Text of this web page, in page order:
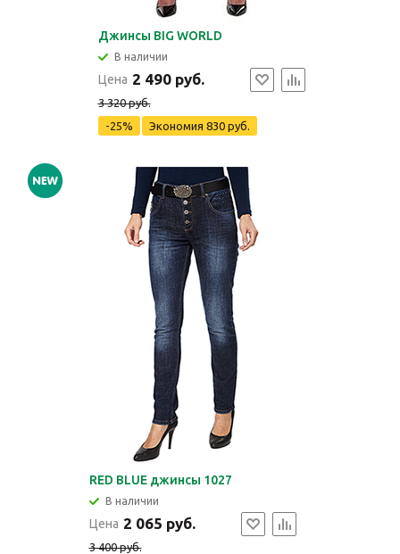
Джинсы BIG WORLD
В наличии
Цена 2 490 руб.
3 320 руб.
-25%
Экономия 830 руб.
RED BLUE джинсы 1027
В наличии
Цена 2 065 руб.
3 400 руб.